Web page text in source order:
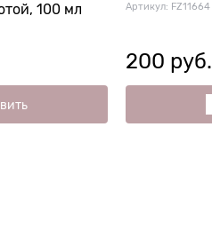
100 мл
Артикул: FZ11664
200 руб.